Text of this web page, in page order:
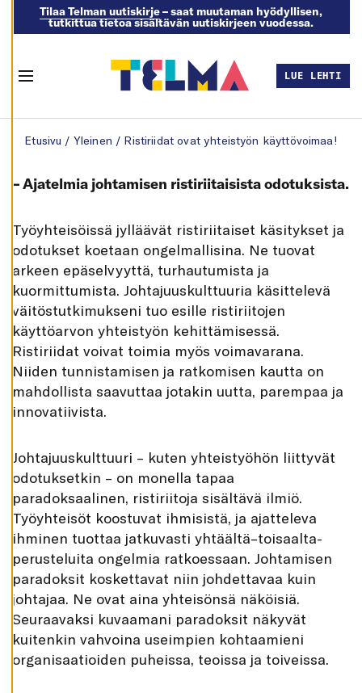
E
A
S
I
A
I
E
L
L
Ä
K
I
K
Y
V
Ä
K
S
Y
A
K
K
I
E
V
Ä
S
T
E
Tilaa Telman uutiskirje– saat muutaman hyödyllisen,
tutkittua tietoa sisältävän uutiskirjeen vuodessa.
LUE LEHTI
Etusivu / Yleinen / Ristiriidat ovat yhteistyön käyttövoimaa!
– Ajatelmia johtamisen ristiriitaisista odotuksista.
Työyhteisöissä jylläävät ristiriitaiset käsitykset ja
odotukset koetaan ongelmallisina. Ne tuovat
arkeen epäselvyyttä, turhautumista ja
kuormittumista. Johtajuuskulttuuria käsittelevä
väitöstutkimukseni tuo esille ristiriitojen
käyttöarvon yhteistyön kehittämisessä.
Ristiriidat voivat toimia myös voimavarana.
Niiden tunnistamisen ja ratkomisen kautta on
mahdollista saavuttaa jotakin uutta, parempaa ja
innovatiivista.
Johtajuuskulttuuri – kuten yhteistyöhön liittyvät
odotuksetkin – on monella tapaa
paradoksaalinen, ristiriitoja sisältävä ilmiö.
Työyhteisöt koostuvat ihmisistä, ja ajatteleva
ihminen tuottaa jatkuvasti yhtäältä–toisaalta-
perusteluita ongelmia ratkoessaan. Johtamisen
paradoksit koskettavat niin johdettavaa kuin
johtajaa. Ne ovat aina yhteisönsä näköisiä.
Seuraavaksi kuvaamani paradoksit näkyvät
kuitenkin vahvoina useimpien kohtaamieni
organisaatioiden puheissa, teoissa ja toiveissa.